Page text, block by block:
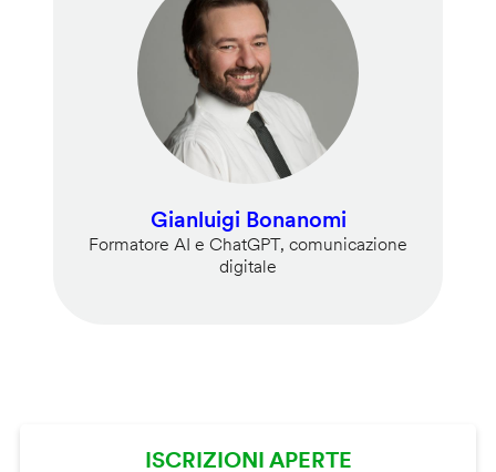
Gianluigi Bonanomi
Formatore AI e ChatGPT, comunicazione
digitale
ISCRIZIONI APERTE